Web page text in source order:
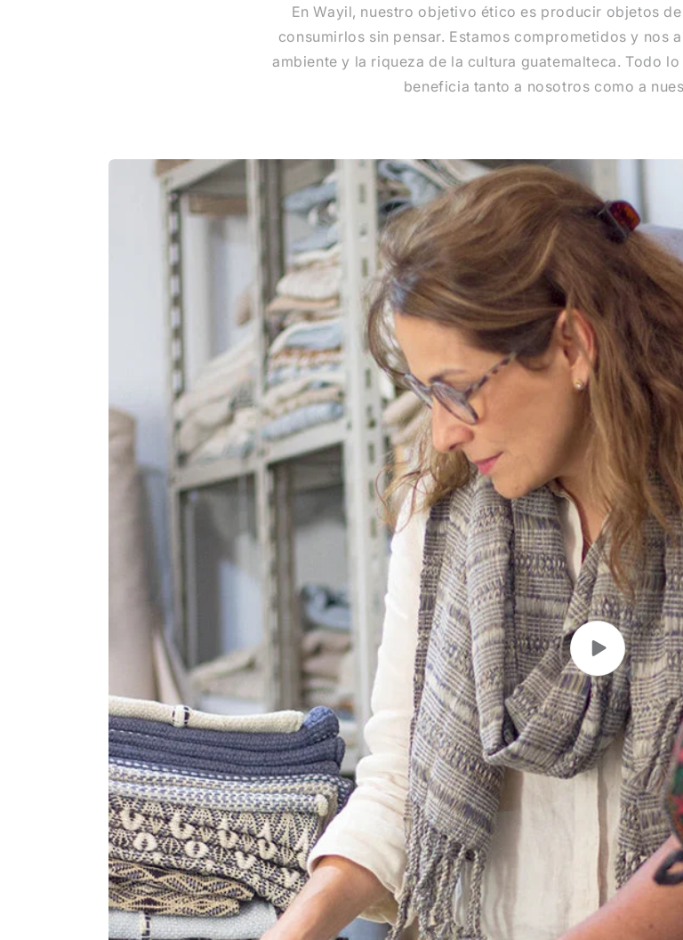
En Wayil, nuestro objetivo ético es producir objetos
consumirlos sin pensar. Estamos comprometidos y nos
ambiente y la riqueza de la cultura guatemalteca. Todo
beneficia tanto a nosotros como a